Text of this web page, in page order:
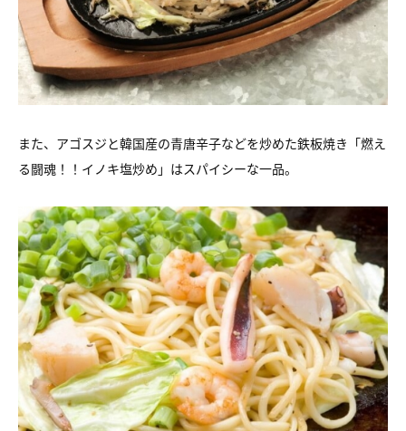
また、アゴスジと韓国産の青唐辛子などを炒めた鉄板焼き「燃え
る闘魂！！イノキ塩炒め」はスパイシーな一品。